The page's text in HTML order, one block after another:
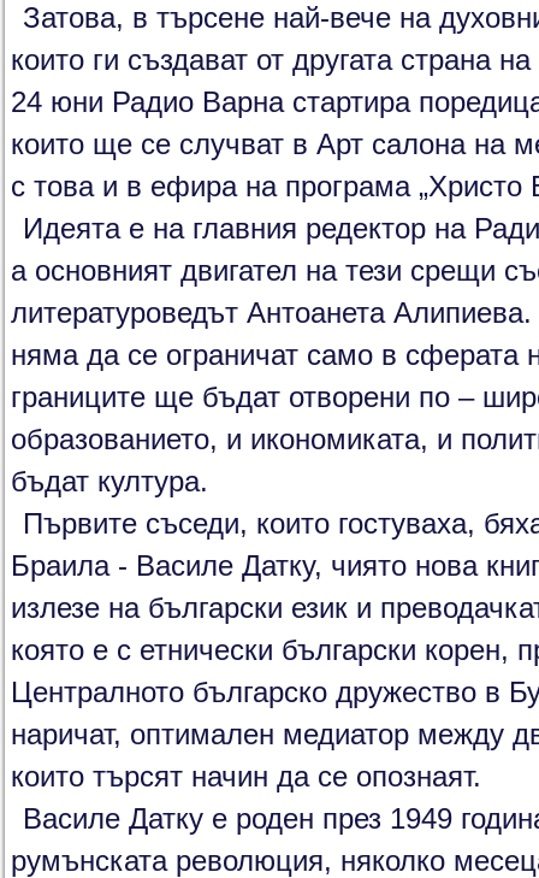
Затова, в търсене най-вече на
които ги създават от другата страна
24 юни Радио Варна стартира
които ще се случват в Арт салона на
с това и в ефира на програма „Христо
Идеята е на главния редектор на
а основният двигател на тези срещи
литературоведът Антоанета
няма да се ограничат само в сферата
границите ще бъдат отворени по –
образованието, и икономиката, и
бъдат култура.
Първите съседи, които гостуваха,
Браила - Василе Датку, чиято нова
излезе на български език и
която е с етнически български корен,
Централното българско дружество в
наричат, оптимален медиатор между
които търсят начин да се опознаят.
Василе Датку е роден през 1949
румънската революция, няколко